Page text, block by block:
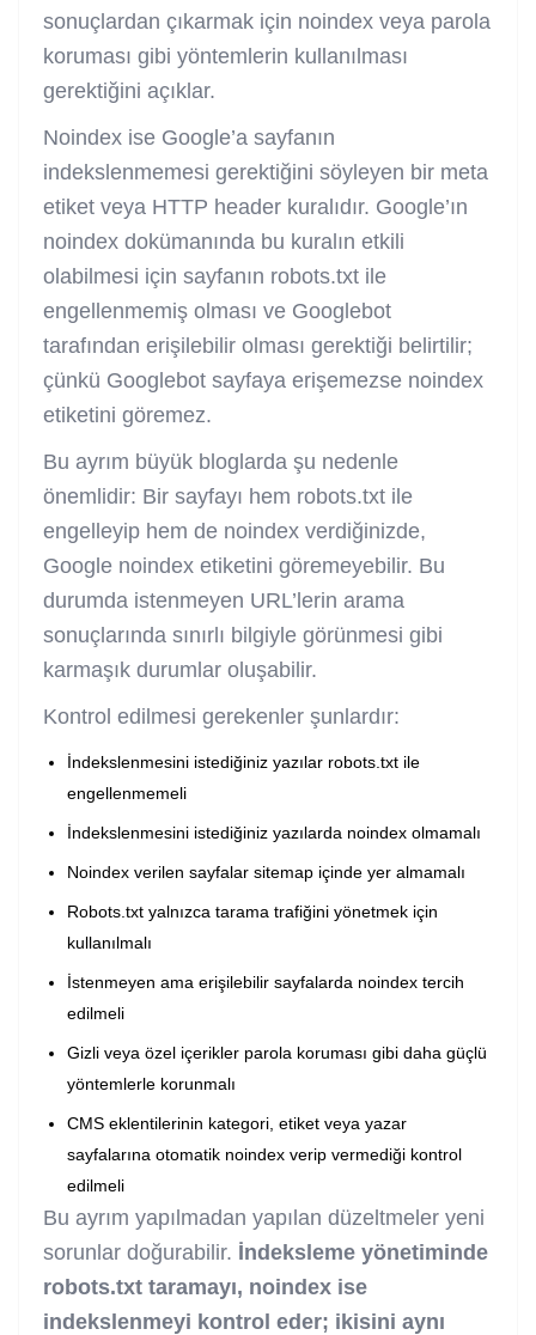
sonuçlardan çıkarmak için noindex veya parola
koruması gibi yöntemlerin kullanılması
gerektiğini açıklar.
Noindex ise Google’a sayfanın
indekslenmemesi gerektiğini söyleyen bir meta
etiket veya HTTP header kuralıdır. Google’ın
noindex dokümanında bu kuralın etkili
olabilmesi için sayfanın robots.txt ile
engellenmemiş olması ve Googlebot
tarafından erişilebilir olması gerektiği belirtilir;
çünkü Googlebot sayfaya erişemezse noindex
etiketini göremez.
Bu ayrım büyük bloglarda şu nedenle
önemlidir: Bir sayfayı hem robots.txt ile
engelleyip hem de noindex verdiğinizde,
Google noindex etiketini göremeyebilir. Bu
durumda istenmeyen URL’lerin arama
sonuçlarında sınırlı bilgiyle görünmesi gibi
karmaşık durumlar oluşabilir.
Kontrol edilmesi gerekenler şunlardır:
İndekslenmesini istediğiniz yazılar robots.txt ile
engellenmemeli
İndekslenmesini istediğiniz yazılarda noindex olmamalı
Noindex verilen sayfalar sitemap içinde yer almamalı
Robots.txt yalnızca tarama trafiğini yönetmek için
kullanılmalı
İstenmeyen ama erişilebilir sayfalarda noindex tercih
edilmeli
Gizli veya özel içerikler parola koruması gibi daha güçlü
yöntemlerle korunmalı
CMS eklentilerinin kategori, etiket veya yazar
sayfalarına otomatik noindex verip vermediği kontrol
edilmeli
Bu ayrım yapılmadan yapılan düzeltmeler yeni
sorunlar doğurabilir. İndeksleme yönetiminde
robots.txt taramayı, noindex ise
indekslenmeyi kontrol eder; ikisini aynı